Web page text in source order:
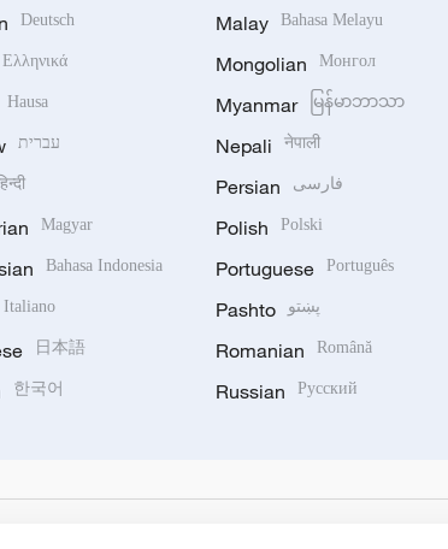
Deutsch
Ελληνικά
Hausa
עברית
Magyar
Bahasa Indonesia
Italiano
日本語
한국어
Malay Bahasa Melayu
Mongolian Монгол
Myanmar မြန်မာဘာသာ
Nepali नेपाली
Persian فارسی
Polish Polski
Portuguese Português
Pashto پښتو
Romanian Română
Russian Русский